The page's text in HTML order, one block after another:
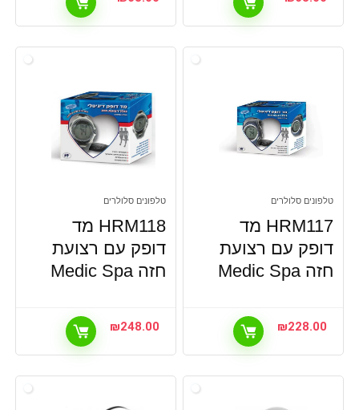
טלפונים סלולרים
HRM117 מד
דופק עם רצועת
חזה Medic Spa
₪228.00
טלפונים סלולרים
HRM118 מד
דופק עם רצועת
חזה Medic Spa
₪248.00